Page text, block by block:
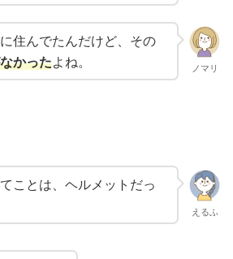
住んでたんだけど、その
かったよね。 ノマリ
ことは、ヘルメットだっ
えるふ